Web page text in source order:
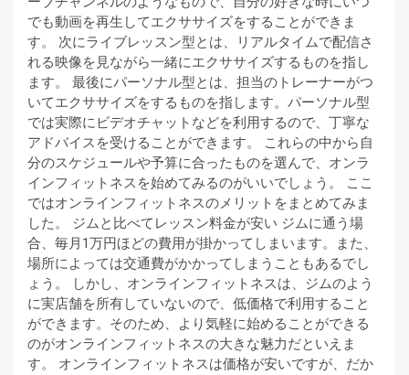
でも動画を再生してエクササイズをすることができま
す。 次にライブレッスン型とは、リアルタイムで配信さ
れる映像を見ながら一緒にエクササイズするものを指し
ます。 最後にパーソナル型とは、担当のトレーナーがつ
いてエクササイズをするものを指します。パーソナル型
では実際にビデオチャットなどを利用するので、丁寧な
アドバイスを受けることができます。 これらの中から自
分のスケジュールや予算に合ったものを選んで、オンラ
インフィットネスを始めてみるのがいいでしょう。 ここ
ではオンラインフィットネスのメリットをまとめてみま
した。 ジムと比べてレッスン料金が安い ジムに通う場
合、毎月1万円ほどの費用が掛かってしまいます。また、
場所によっては交通費がかかってしまうこともあるでし
ょう。 しかし、オンラインフィットネスは、ジムのよう
に実店舗を所有していないので、低価格で利用すること
ができます。そのため、より気軽に始めることができる
のがオンラインフィットネスの大きな魅力だといえま
す。 オンラインフィットネスは価格が安いですが、だか